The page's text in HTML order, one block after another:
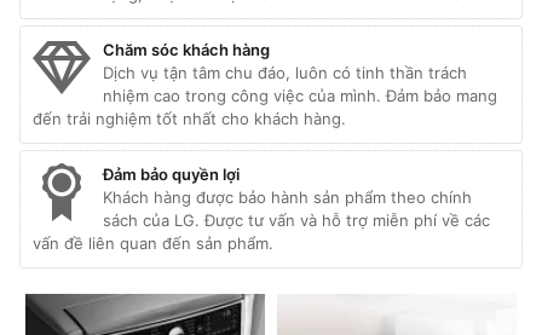
Chăm sóc khách hàng
Dịch vụ tận tâm chu đáo, luôn có tinh thần trách
nhiệm cao trong công việc của mình. Đảm bảo mang
đến trải nghiệm tốt nhất cho khách hàng.
Đảm bảo quyền lợi
Khách hàng được bảo hành sản phẩm theo chính
sách của LG. Được tư vấn và hỗ trợ miễn phí về các
vấn đề liên quan đến sản phẩm.